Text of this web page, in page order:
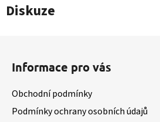
Diskuze
Informace pro vás
Obchodní podmínky
Podmínky ochrany osobních údajů